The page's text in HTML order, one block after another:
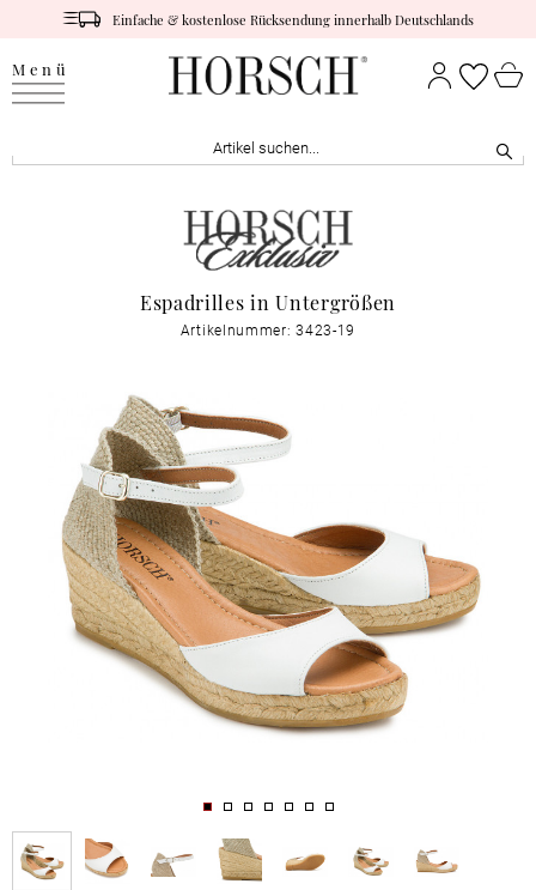
Einfache & kostenlose Rücksendung innerhalb Deutschlands
Menü
Espadrilles in Untergrößen
Artikelnummer: 3423-19